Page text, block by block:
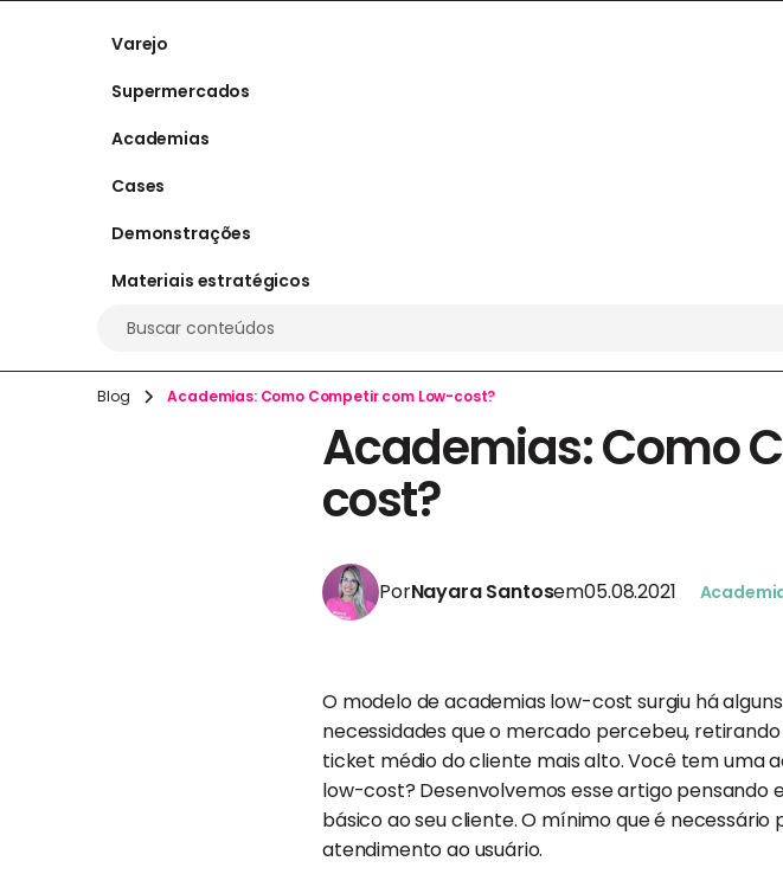
Varejo
Supermercados
Academias
Cases
Demonstrações
Materiais estratégicos
Buscar conteúdos
Blog Academias: Como Competir com Low-cost?
Academias: Como
cost?
PorNayara Santosem05.08.2021
O modelo de academias low-cost surgiu há
necessidades que o mercado percebeu,
ticket médio do cliente mais alto. Você tem
low-cost? Desenvolvemos esse artigo
básico ao seu cliente. O mínimo que é
atendimento ao usuário.